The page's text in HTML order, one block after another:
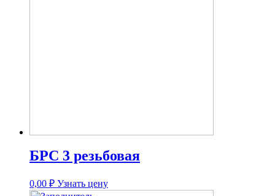
БРС 3 резьбовая
0,00 ₽ Узнать цену